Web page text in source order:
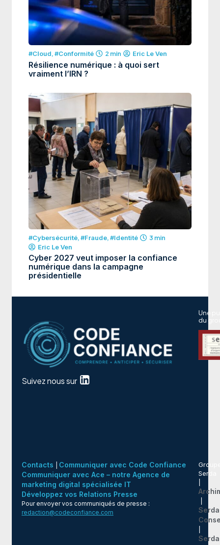
#Cloud,#Conformité 2 min Eric Le Ven
Résilience numérique : à quoi sert
vraiment l’IRN ?
#Cybersécurité,#Fraude,#Identité
3 min
Eric Le Ven
Cyber 2027 veut imposer la confiance
numérique dans la campagne
présidentielle
Suivez nous sur
Une
du
Contacts
Communiquer avec Code Confiance
Communiquer avec Ace – notre Agence de
marketing digital spécialisée IT
Développez vos Relations Presse
Pour envoyer vos communiqués de presse :
redaction@codeconfiance.com
Serda
Serda
Serda